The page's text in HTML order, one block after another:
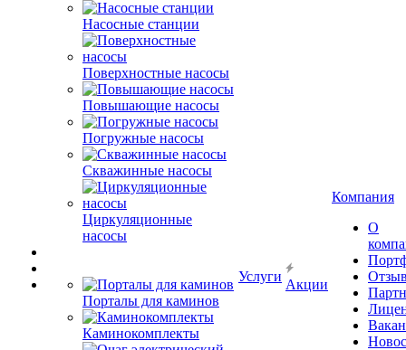
Насосные станции
Поверхностные насосы
Повышающие насосы
Погружные насосы
Скважинные насосы
Циркуляционные
насосы
Порталы для каминов
Каминокомплекты
Услуги
Акции
Компания
О